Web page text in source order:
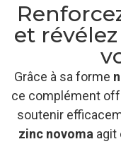
et
Grâce à sa forme
ce complément
soutenir
zinc novoma agit